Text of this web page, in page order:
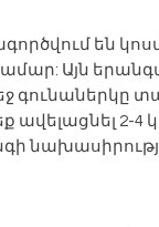
են
Այն
գունաներկը
ավելացնել 2-4